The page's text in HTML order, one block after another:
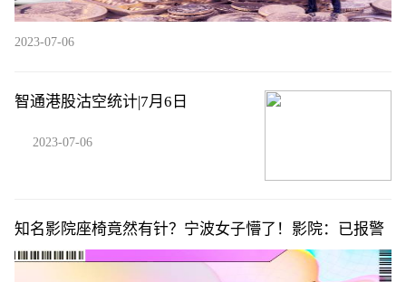
2023-07-06
智通港股沽空统计|7月6日
2023-07-06
知名影院座椅竟然有针？宁波女子懵了！影院：已报警